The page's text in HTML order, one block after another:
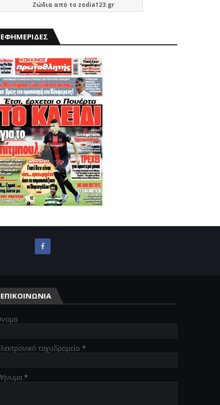
Ζώδια από το zodia123.gr
ΕΦΗΜΕΡΙΔΕΣ
ΕΠΙΚΟΙΝΩΝΙΑ
ταχυδρομείο *
*